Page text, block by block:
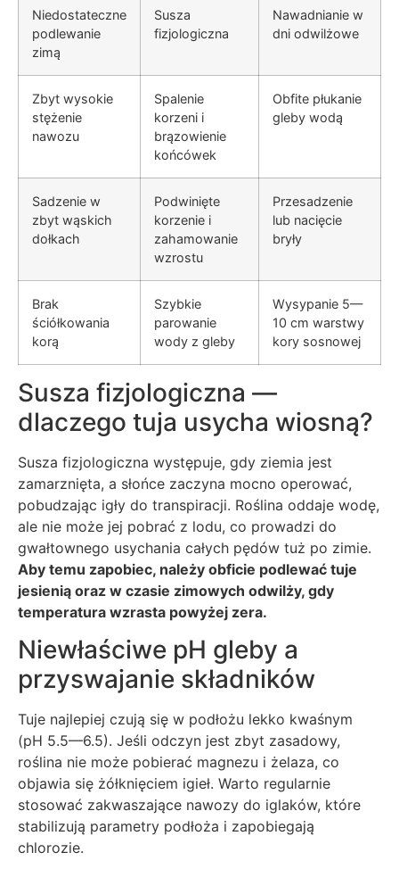
Niedostateczne
podlewanie
zimą
Susza
fizjologiczna
Nawadnianie w
dni odwilżowe
Zbyt wysokie
stężenie
nawozu
Spalenie
korzeni i
brązowienie
końcówek
Obfite płukanie
gleby wodą
Sadzenie w
zbyt wąskich
dołkach
Podwinięte
korzenie i
zahamowanie
wzrostu
Przesadzenie
lub nacięcie
bryły
Brak
ściółkowania
korą
Szybkie
parowanie
wody z gleby
Wysypanie 5—
10 cm warstwy
kory sosnowej
Susza fizjologiczna —
dlaczego tuja usycha wiosną?
Susza fizjologiczna występuje, gdy ziemia jest
zamarznięta, a słońce zaczyna mocno operować,
pobudzając igły do transpiracji. Roślina oddaje wodę,
ale nie może jej pobrać z lodu, co prowadzi do
gwałtownego usychania całych pędów tuż po zimie.
Aby temu zapobiec, należy obficie podlewać tuje
jesienią oraz w czasie zimowych odwilży, gdy
temperatura wzrasta powyżej zera.
Niewłaściwe pH gleby a
przyswajanie składników
Tuje najlepiej czują się w podłożu lekko kwaśnym
(pH 5.5—6.5). Jeśli odczyn jest zbyt zasadowy,
roślina nie może pobierać magnezu i żelaza, co
objawia się żółknięciem igieł. Warto regularnie
stosować zakwaszające nawozy do iglaków, które
stabilizują parametry podłoża i zapobiegają
chlorozie.